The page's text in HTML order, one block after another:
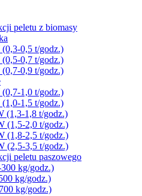
peletu z biomasy
0,5 t/godz.)
0,7 t/godz.)
0,9 t/godz.)
1,0 t/godz.)
1,5 t/godz.)
(1,3-1,8 t/godz.)
(1,5-2,0 t/godz.)
(1,8-2,5 t/godz.)
(2,5-3,5 t/godz.)
peletu paszowego
kg/godz.)
kg/godz.)
kg/godz.)